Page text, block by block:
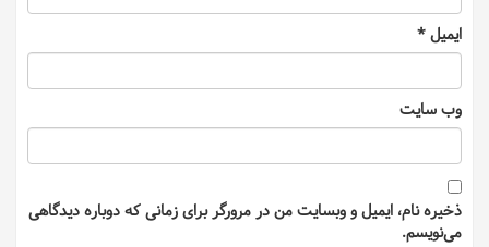
ایمیل*
وب‌ سایت
ذخیره نام، ایمیل و وبسایت من در مرورگر برای زمانی که دوباره دیدگاهی
می‌نویسم.